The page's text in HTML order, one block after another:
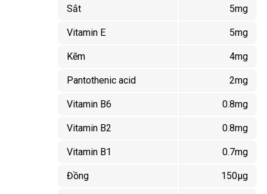
Sắt 5mg
Vitamin E 5mg
Kẽm 4mg
Pantothenic acid 2mg
Vitamin B6 0.8mg
Vitamin B2 0.8mg
Vitamin B1 0.7mg
Đồng 150µg